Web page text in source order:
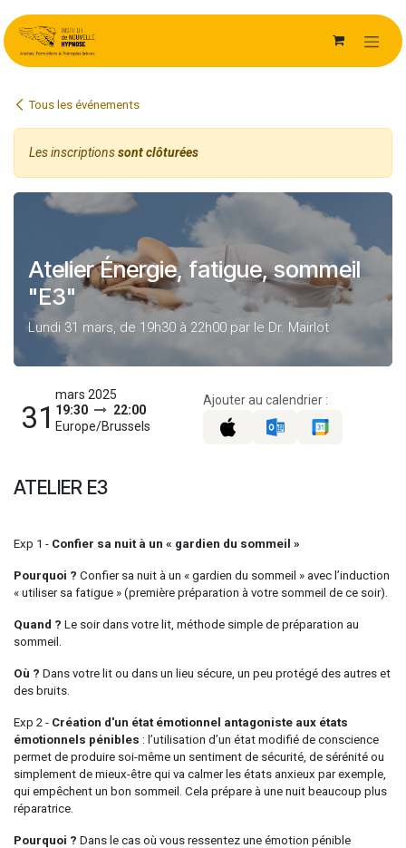
Tous les événements
Les inscriptionssont clôturées
Atelier Énergie, fatigue, sommeil
"E3"
Lundi 31 mars, de 19h30 à 22h00 par le Dr. Mairlot
31
mars 2025
19:30
22:00
Europe/Brussels
Ajouter au calendrier :
ATELIER E3
Exp 1 - Confier sa nuit à un « gardien du sommeil »
Pourquoi ? Confier sa nuit à un « gardien du sommeil » avec l’induction
« utiliser sa fatigue » (première préparation à votre sommeil de ce soir).
Quand ? Le soir dans votre lit, méthode simple de préparation au
sommeil.
Où ? Dans votre lit ou dans un lieu sécure, un peu protégé des autres et
des bruits.
Exp 2 - Création d'un état émotionnel antagoniste aux états
émotionnels pénibles : l’utilisation d’un état modifié de conscience
permet de produire soi-même un sentiment de sécurité, de sérénité ou
simplement de mieux-être qui va calmer les états anxieux par exemple,
qui empêchent un bon sommeil. Cela prépare à une nuit beaucoup plus
réparatrice.
Pourquoi ? Dans le cas où vous ressentez une émotion pénible